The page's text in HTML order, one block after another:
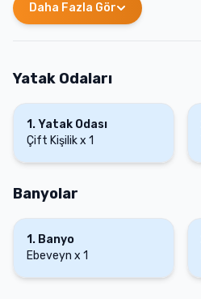
Daha Fazla Gör
Yatak Odaları
1 .Yatak Odası
Çift Kişilikx 1
Banyolar
1 . Banyo
Ebeveyn x 1